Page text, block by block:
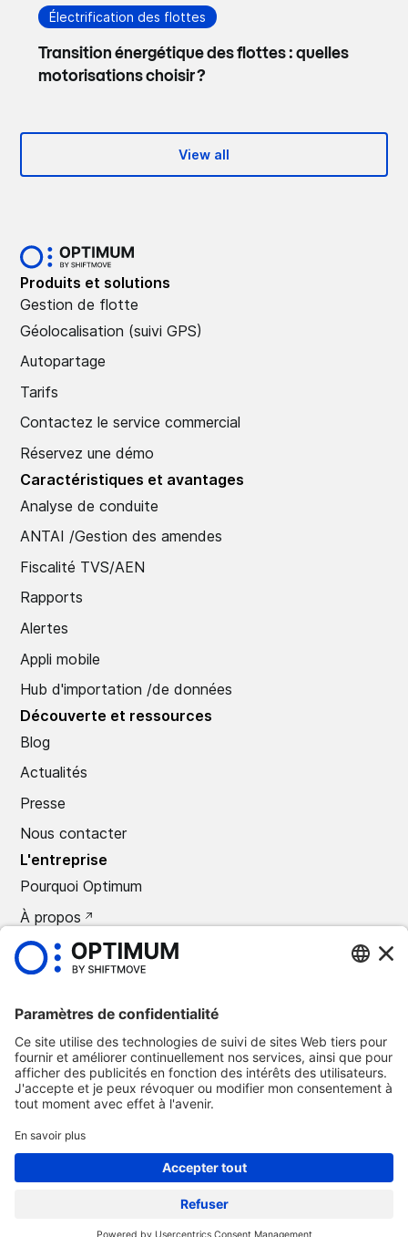
Électrification des flottes
Transition énergétique des flottes : quelles
motorisations choisir ?
View all
Produits et solutions
Gestion de flotte
Géolocalisation (suivi GPS)
Autopartage
Tarifs
Contactez le service commercial
Réservez une démo
Caractéristiques et avantages
Analyse de conduite
ANTAI /Gestion des amendes
Fiscalité TVS/AEN
Rapports
Alertes
Appli mobile
Hub d'importation /de données
Découverte et ressources
Blog
Actualités
Presse
Nous contacter
L'entreprise
Pourquoi Optimum
À propos
CARRIÈRES
Presse
©2026Optimum Automotive
Politique de confidentialité
Termes et conditions
Avis légal
Suppression Optimum Connect